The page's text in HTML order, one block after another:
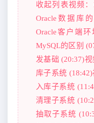
收起列表视频
Oracle数据库
Oracle客户端环
MySQL的区别
发基础 (20:37)
库子系统
入库子系统
清理子系统
抽取子系统